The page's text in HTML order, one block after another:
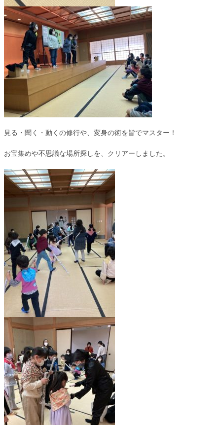
見る・聞く・動くの修行や、変身の術を皆でマスター！
お宝集めや不思議な場所探しを、クリアーしました。